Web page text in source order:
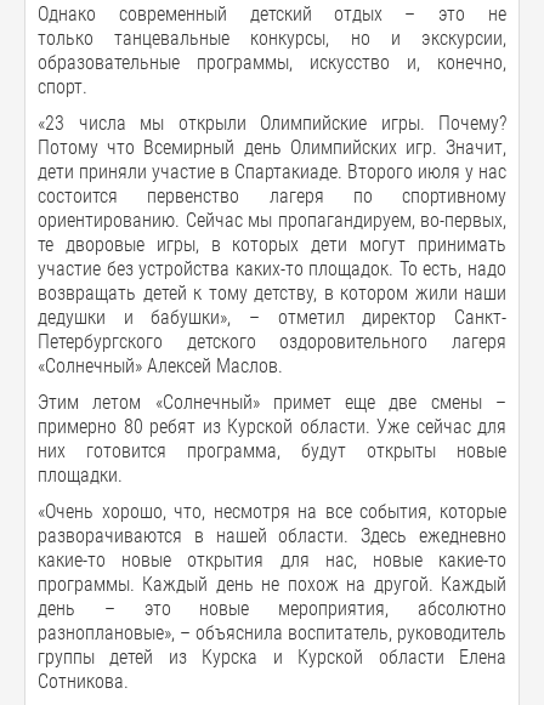
Однако современный детский отдых – это не
только танцевальные конкурсы, но и экскурсии,
образовательные программы, искусство и, конечно,
спорт.
«23 числа мы открыли Олимпийские игры. Почему?
Потому что Всемирный день Олимпийских игр. Значит,
дети приняли участие в Спартакиаде. Второго июля у нас
состоится первенство лагеря по спортивному
ориентированию. Сейчас мы пропагандируем, во-первых,
те дворовые игры, в которых дети могут принимать
участие без устройства каких-то площадок. То есть, надо
возвращать детей к тому детству, в котором жили наши
дедушки и бабушки», – отметил директор Санкт-
Петербургского детского оздоровительного лагеря
«Солнечный» Алексей Маслов.
Этим летом «Солнечный» примет еще две смены –
примерно 80 ребят из Курской области. Уже сейчас для
них готовится программа, будут открыты новые
площадки.
«Очень хорошо, что, несмотря на все события, которые
разворачиваются в нашей области. Здесь ежедневно
какие-то новые открытия для нас, новые какие-то
программы. Каждый день не похож на другой. Каждый
день – это новые мероприятия, абсолютно
разноплановые», – объяснила воспитатель, руководитель
группы детей из Курска и Курской области Елена
Сотникова.